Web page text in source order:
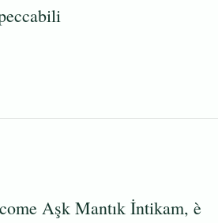
Aşk Mantık İntikam, è